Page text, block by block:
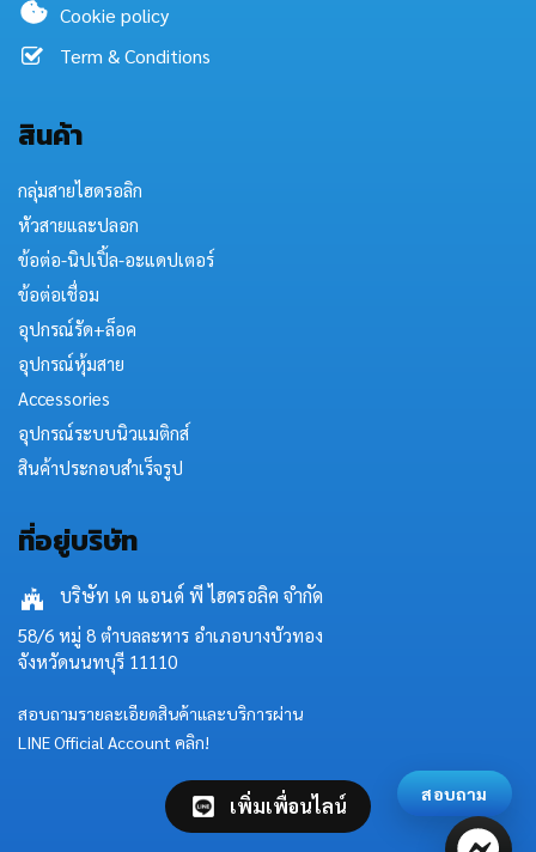
Cookie policy
Term & Conditions
สินค้า
กลุ่มสายไฮดรอลิก
หัวสายและปลอก
ข้อต่อ-นิปเปิ้ล-อะแดปเตอร์
ข้อต่อเชื่อม
อุปกรณ์รัด+ล็อค
อุปกรณ์หุ้มสาย
Accessories
อุปกรณ์ระบบนิวแมติกส์
สินค้าประกอบสำเร็จรูป
ที่อยู่บริษัท
บริษัท เค แอนด์ พี ไฮดรอลิค จำกัด
58/6 หมู่ 8 ตำบลละหาร อำเภอบางบัวทอง
จังหวัดนนทบุรี 11110
สอบถามรายละเอียดสินค้าและบริการผ่าน
LINE Official Account คลิก!
เพิ่มเพื่อนไลน์
สอบถาม